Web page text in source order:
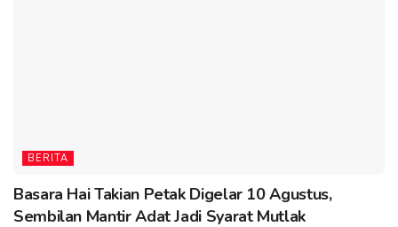
BERITA
Basara Hai Takian Petak Digelar 10 Agustus,
Sembilan Mantir Adat Jadi Syarat Mutlak